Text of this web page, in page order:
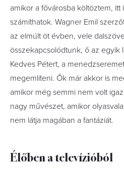
amikor a fővárosba költöztem, itt
számíthatok. Wagner Emil
az elmúlt öt évben, vele
összekapcsolódtunk, ő az egyik
Kedves Pétert, a
megemlíteni. Ők már akkor is
amikor még semmi nem volt
nagy művészet, amikor
nem látja magában a fantáziát.
Élőben a televízióból